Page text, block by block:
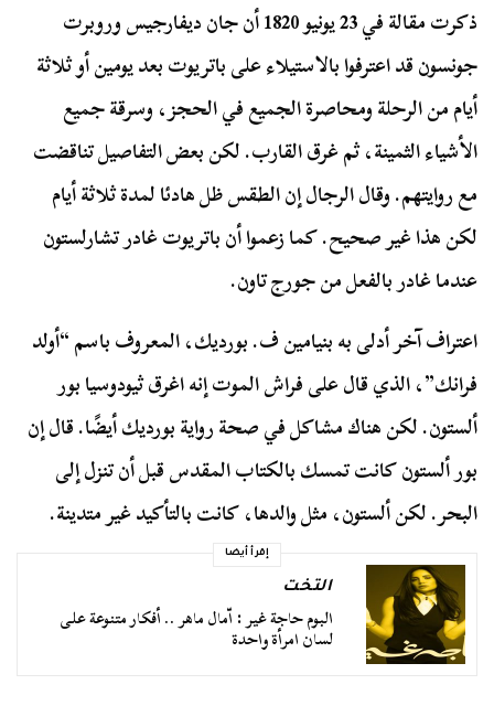
ذكرت مقالة في 23 يونيو 1820 أن جان ديفارجيس وروبرت
جونسون قد اعترفوا بالاستيلاء على باتريوت بعد يومين أو ثلاثة
أيام من الرحلة ومحاصرة الجميع في الحجز، وسرقة جميع
الأشياء الثمينة، ثم غرق القارب. لكن بعض التفاصيل تناقضت
مع روايتهم. وقال الرجال إن الطقس ظل هادئا لمدة ثلاثة أيام
لكن هذا غير صحيح. كما زعموا أن باتريوت غادر تشارلستون
عندما غادر بالفعل من جورج تاون.
اعتراف آخر أدلى به بنيامين ف. بورديك، المعروف باسم “أولد
فرانك”، الذي قال على فراش الموت إنه اغرق ثيودوسيا بور
ألستون. لكن هناك مشاكل في صحة رواية بورديك أيضًا. قال إن
بور ألستون كانت تمسك بالكتاب المقدس قبل أن تنزل إلى
البحر. لكن ألستون، مثل والدها، كانت بالتأكيد غير متدينة.
إقرأ أيضا
التخت
البوم حاجة غير : اّمال ماهر .. أفكار متنوعة على
لسان امرأة واحدة